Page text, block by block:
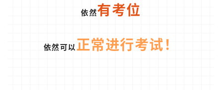
依然有考位
依然可以 正常进行考试！